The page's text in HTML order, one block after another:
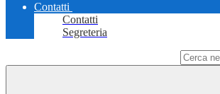
Contatti
Contatti
Segreteria